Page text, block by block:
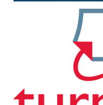
Αναζητήστε γκρίζα
διπλωματικές
εργασίες και
συλλογές